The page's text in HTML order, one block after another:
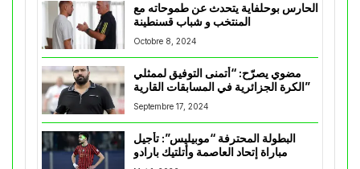
الحارس بوحلفاية يتحدث عن طموحاته مع
المنتخب و شباب قسنطينة
Octobre 8, 2024
مضوي يصرّح: “أتمنى التوفيق لممثلي
الكرة الجزائرية في المسابقات القارية”
Septembre 17, 2024
البطولة المحترفة “موبيليس”: تأجيل
مباراة إتحاد العاصمة وأتلتيك بارادو